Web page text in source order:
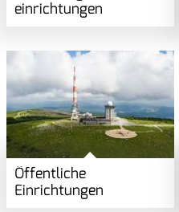
einrichtungen
Öffentliche
Einrichtungen